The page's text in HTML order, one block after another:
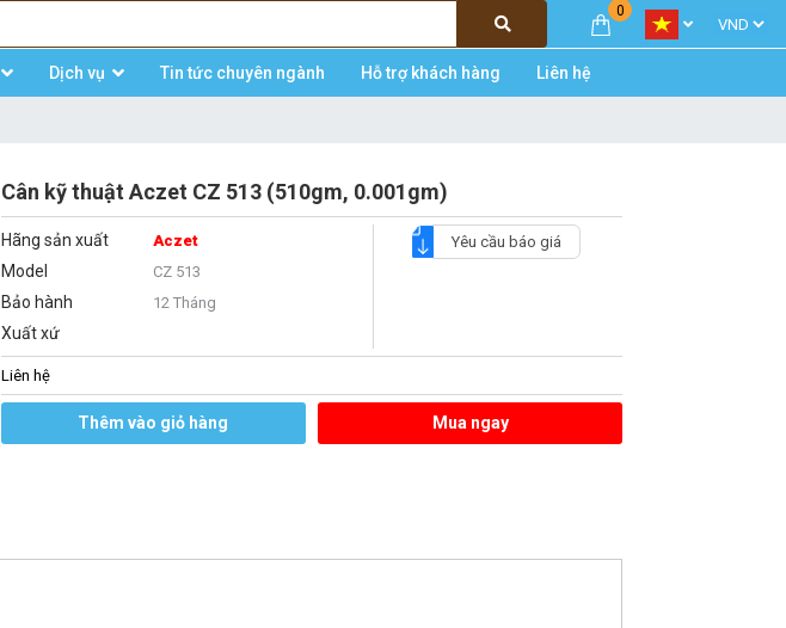
0
Dịch vụ Tin tức chuyên ngành Hỗ trợ khách hàng Liên hệ
Cân kỹ thuật Aczet CZ 513 (510gm, 0.001gm)
Hãng sản xuất Aczet
Model CZ 513
Bảo hành 12 Tháng
Xuất xứ
Yêu cầu báo giá
Liên hệ
Thêm vào giỏ hàng Mua ngay